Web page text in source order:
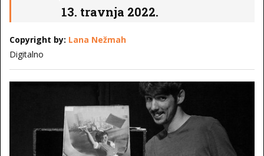
13. travnja 2022.
Copyright by: Lana Nežmah
Digitalno